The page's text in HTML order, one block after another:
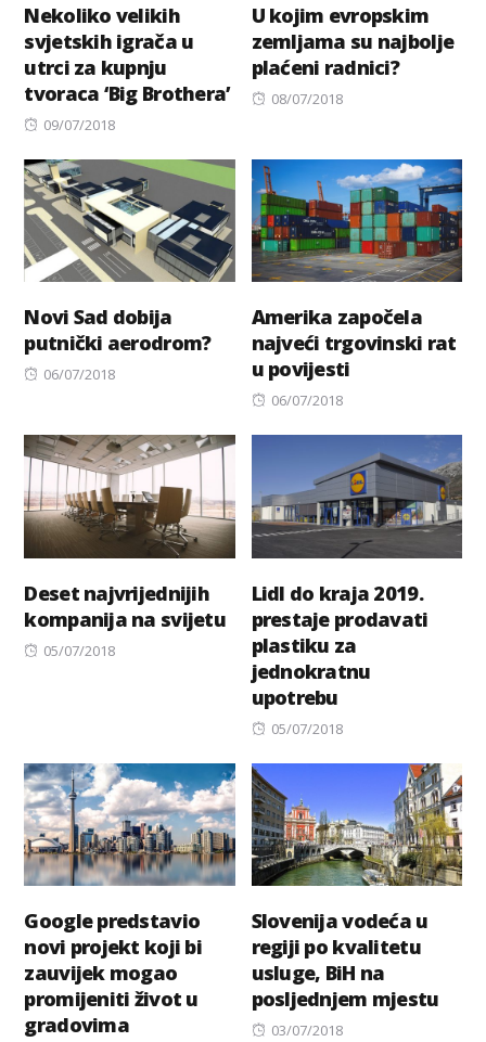
Nekoliko velikih
svjetskih igrača u
utrci za kupnju
tvoraca ‘Big Brothera’
Posted
09/07/2018
U kojim evropskim
zemljama su najbolje
plaćeni radnici?
Posted
08/07/2018
Novi Sad dobija
putnički aerodrom?
Posted
06/07/2018
Amerika započela
najveći trgovinski rat
u povijesti
Posted
06/07/2018
Deset najvrijednijih
kompanija na svijetu
Posted
05/07/2018
Lidl do kraja 2019.
prestaje prodavati
plastiku za
jednokratnu
upotrebu
Posted
05/07/2018
Google predstavio
novi projekt koji bi
zauvijek mogao
promijeniti život u
gradovima
Slovenija vodeća u
regiji po kvalitetu
usluge, BiH na
posljednjem mjestu
Posted
03/07/2018